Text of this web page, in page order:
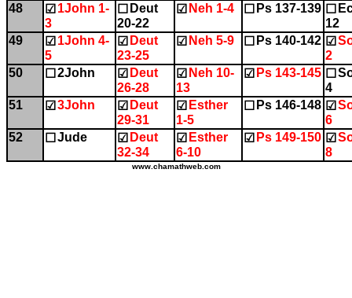
48
☑ 1John 1-
3
☐ Deut
20-22
☑ Neh 1-4 ☐ Ps 137-139 ☐
12
49
☑ 1John 4-
5
☑ Deut
23-25
☑ Neh 5-9 ☐ Ps 140-142 ☑
2
50
☐ 2John ☑ Deut
26-28
☑ Neh 10-
13
☑ Ps 143-145 ☐
4
51
☑ 3John ☑ Deut
29-31
☑ Esther
1-5
☐ Ps 146-148 ☑
6
52
☐ Jude ☑ Deut
32-34
☑ Esther
6-10
☑ Ps 149-150 ☑
8
www.chamathweb.com